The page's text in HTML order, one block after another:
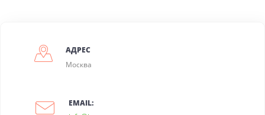
АДРЕС
Москва
EMAIL: